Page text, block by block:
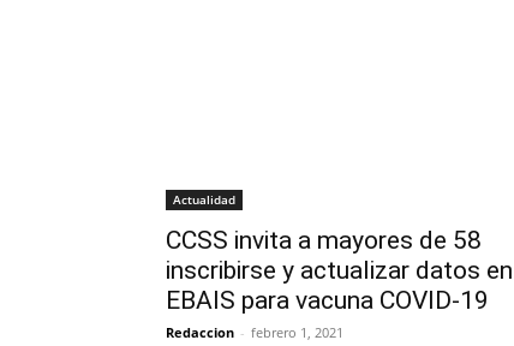
Actualidad
CCSS invita a mayores de 58
inscribirse y actualizar datos en
EBAIS para vacuna COVID-19
Redaccion - febrero 1, 2021